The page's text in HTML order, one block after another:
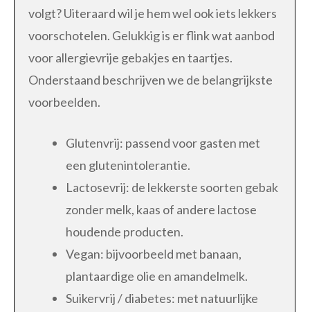
volgt? Uiteraard wil je hem wel ook iets lekkers
voorschotelen. Gelukkig is er flink wat aanbod
voor allergievrije gebakjes en taartjes.
Onderstaand beschrijven we de belangrijkste
voorbeelden.
Glutenvrij: passend voor gasten met
een glutenintolerantie.
Lactosevrij: de lekkerste soorten gebak
zonder melk, kaas of andere lactose
houdende producten.
Vegan: bijvoorbeeld met banaan,
plantaardige olie en amandelmelk.
Suikervrij / diabetes: met natuurlijke